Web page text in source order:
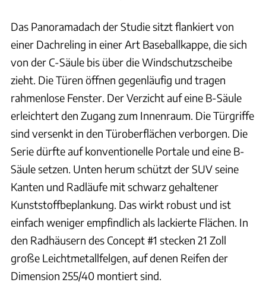
Das Panoramadach der Studie sitzt flankiert von
einer Dachreling in einer Art Baseballkappe, die sich
von der C-Säule bis über die Windschutzscheibe
zieht. Die Türen öffnen gegenläufig und tragen
rahmenlose Fenster. Der Verzicht auf eine B-Säule
erleichtert den Zugang zum Innenraum. Die Türgriffe
sind versenkt in den Türoberflächen verborgen. Die
Serie dürfte auf konventionelle Portale und eine B-
Säule setzen. Unten herum schützt der SUV seine
Kanten und Radläufe mit schwarz gehaltener
Kunststoffbeplankung. Das wirkt robust und ist
einfach weniger empfindlich als lackierte Flächen. In
den Radhäusern des Concept #1 stecken 21 Zoll
große Leichtmetallfelgen, auf denen Reifen der
Dimension 255/40 montiert sind.